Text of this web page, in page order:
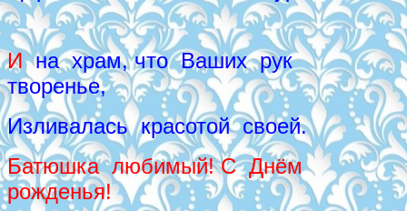
Ина храм, что Ваших рук
творенье,
Изливалась красотой своей.
Батюшка любимый! С Днём
рожденья!